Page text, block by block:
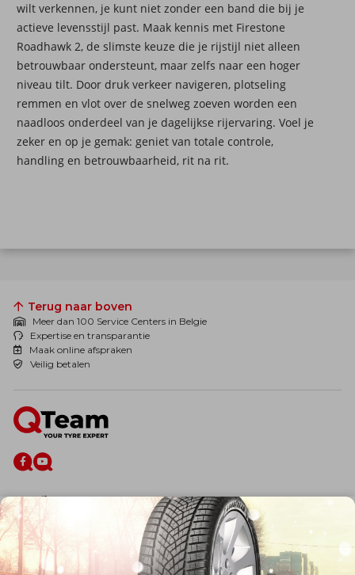
wilt verkennen, je kunt niet zonder een band die bij je
actieve levensstijl past. Maak kennis met Firestone
Roadhawk 2, de slimste keuze die je rijstijl niet alleen
betrouwbaar ondersteunt, maar zelfs naar een hoger
niveau tilt. Door druk verkeer navigeren, plotseling
remmen en vlot over de snelweg zoeven worden een
naadloos onderdeel van je dagelijkse rijervaring. Voel je
zeker en op je gemak: geniet van totale controle,
handling en betrouwbaarheid, rit na rit.
Terug naar boven
Meer dan 100 Service Centers in Belgie
Expertise en transparantie
Maak online afspraken
Veilig betalen
De firma
Wie zijn wij?
Blog
Onze dienstverlening
Banden